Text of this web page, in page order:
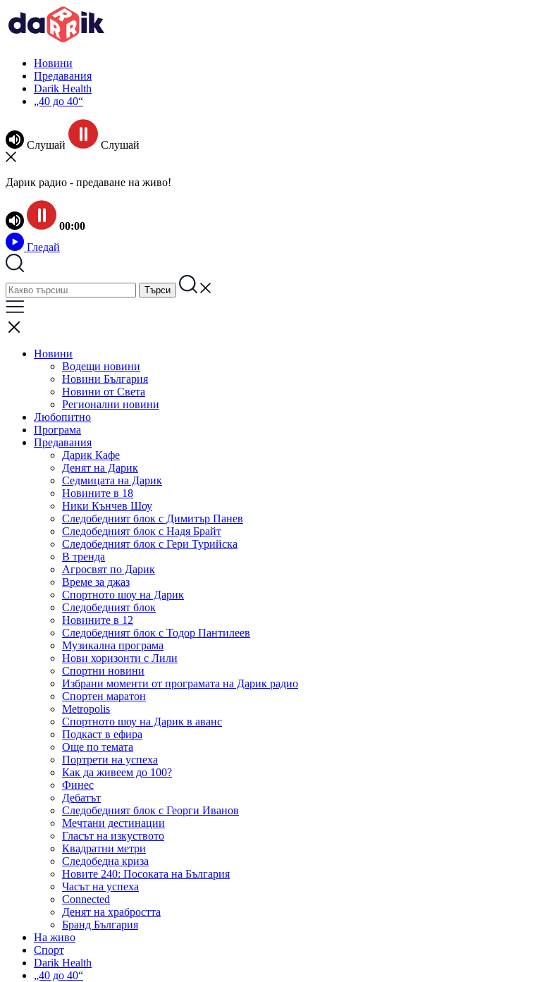
Новини
Предавания
Darik Health
„40 до 40“
Слушай Слушай
Дарик радио - предаване на живо!
00:00
Гледай
Новини
Водещи новини
Новини България
Новини от Света
Регионални новини
Любопитно
Програма
Предавания
Дарик Кафе
Денят на Дарик
Седмицата на Дарик
Новините в 18
Ники Кънчев Шоу
Следобедният блок с Димитър Панев
Следобедният блок с Надя Брайт
Следобедният блок с Гери Турийска
В тренда
Агросвят по Дарик
Време за джаз
Спортното шоу на Дарик
Следобедният блок
Новините в 12
Следобедният блок с Тодор Пантилеев
Музикална програма
Нови хоризонти с Лили
Спортни новини
Избрани моменти от програмата на Дарик радио
Спортен маратон
Metropolis
Спортното шоу на Дарик в аванс
Подкаст в ефира
Още по темата
Портрети на успеха
Как да живеем до 100?
Финес
Дебатът
Следобедният блок с Георги Иванов
Мечтани дестинации
Гласът на изкуството
Квадратни метри
Следобедна криза
Новите 240: Посоката на България
Часът на успеха
Connected
Денят на храбростта
Бранд България
На живо
Спорт
Darik Health
„40 до 40“